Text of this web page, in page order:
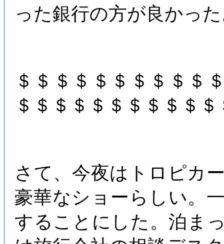
った銀行の方が良かっ
＄＄＄＄＄＄＄＄＄＄
＄＄＄＄＄＄＄＄＄＄
さて、今夜はトロピカ
豪華なショーらしい。
することにした。泊ま